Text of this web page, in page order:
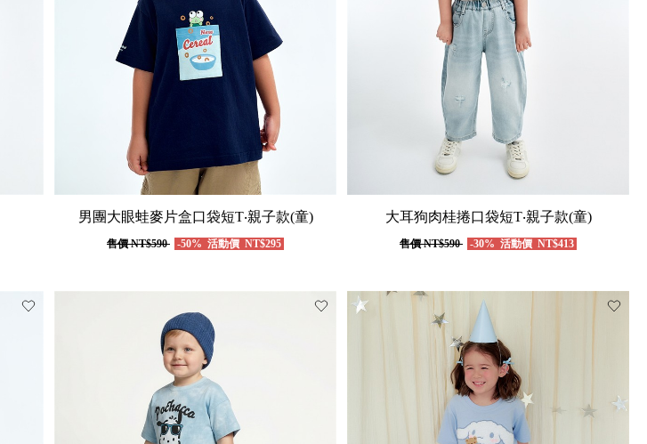
男團大眼蛙麥片盒口袋短T‧親子款(童)
售價NT$590 -50% 活動價 NT$295
大耳狗肉桂捲口袋短T‧親子款(童)
售價NT$590 -30% 活動價 NT$413